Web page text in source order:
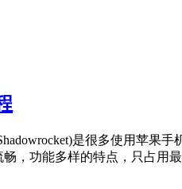
是很多使用苹果
，功能多样的特点，只占用